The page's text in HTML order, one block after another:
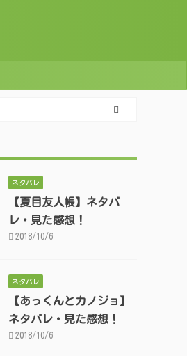
ネタバレ
【夏目友人帳】ネタバ
レ・見た感想！
2018/10/6
ネタバレ
【あっくんとカノジョ】
ネタバレ・見た感想！
2018/10/6